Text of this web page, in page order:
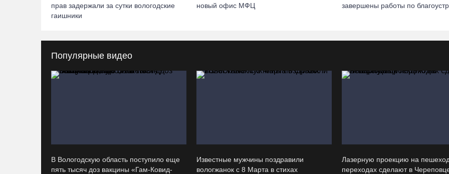
прав задержали за сутки вологодские
гаишники
новый офис МФЦ
завершены работы по
Популярные видео
В Вологодскую область поступило еще
пять тысяч доз вакцины «Гам-Ковид-
Известные мужчины поздравили
вологжанок с 8 Марта в стихах
Лазерную проекцию на
переходах сделают в